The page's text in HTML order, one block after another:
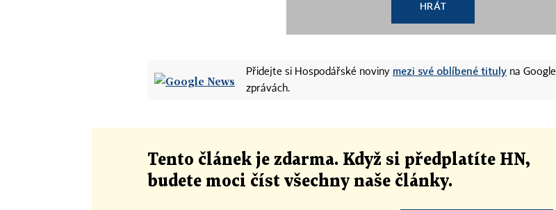
HRÁT
Přidejte si Hospodářské noviny mezi své oblíbené tituly na Google
zprávách.
Tento článek je zdarma. Když si předplatíte HN,
budete moci číst všechny naše články.